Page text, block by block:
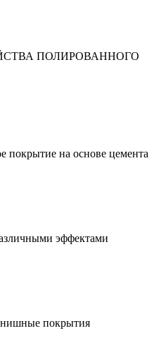
ПОЛИРОВАННОГО
покрытие на основе цемента
эффектами
покрытия